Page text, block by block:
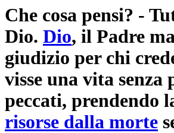
Che cosa pensi? -
Dio. Dio, il Padre
giudizio per chi
visse una vita
peccati, prendendo
risorse dalla morte